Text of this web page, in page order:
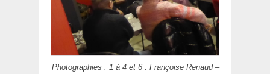
Photographies : 1 à 4 et 6 : Françoise Renaud –